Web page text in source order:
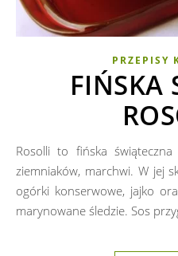
PRZEPISY
FIŃSKA
Rosolli to fińska świąteczna sałatka na bazie buraczków,
ziemniaków, marchwi. W jej
ogórki konserwowe, jajko
marynowane śledzie. Sos